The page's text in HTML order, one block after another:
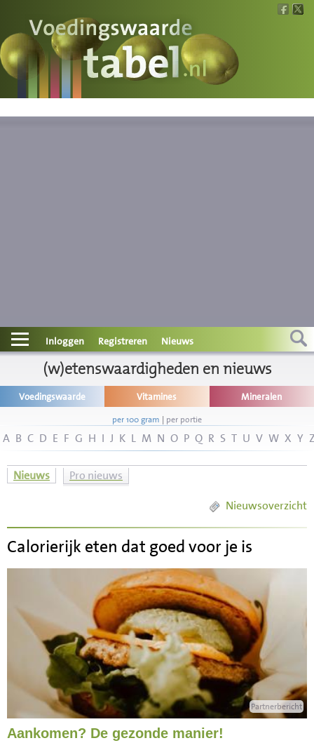
Voedingswaarde
Wat is wat?
Contact
Informatie
Disclaimer
Inloggen Registreren Nieuws
(w)etenswaardigheden en nieuws
Voedingswaarde Vitamines Mineralen
per 100 gram | per portie
A B C D E F G H I J K L M N O P Q R S T U V W X Y
Nieuws Pro nieuws
Nieuwsoverzicht
Calorierijk eten dat goed voor je is
Partnerbericht
Aankomen? De gezonde manier!